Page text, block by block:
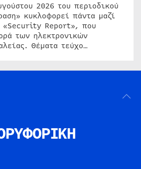
2026 του περιοδικού
κυκλοφορεί πάντα μαζί
«Security Report», που
των ηλεκτρονικών
Θέματα τεύχο…